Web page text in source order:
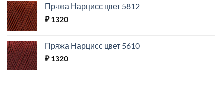
Пряжа Нарцисс цвет 5812
₽1320
Пряжа Нарцисс цвет 5610
₽1320